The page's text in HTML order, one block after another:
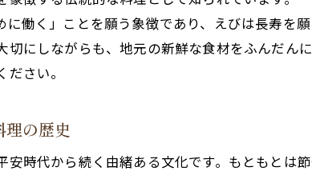
香ばしい炉端焼きとおせち
囲炉裏を囲むことで深まる
居酒屋で過ごす特別な新年—北
に働く」ことを願う象徴であり、えびは長寿を
切にしながらも、地元の新鮮な食材をふんだん
さい。
理の歴史
時代から続く由緒ある文化です。もともとは